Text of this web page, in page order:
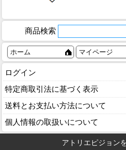
商品検索
ホーム マイページ
ログイン
特定商取引法に基づく表示
送料とお支払い方法について
個人情報の取扱いについて
アトリエピジョン